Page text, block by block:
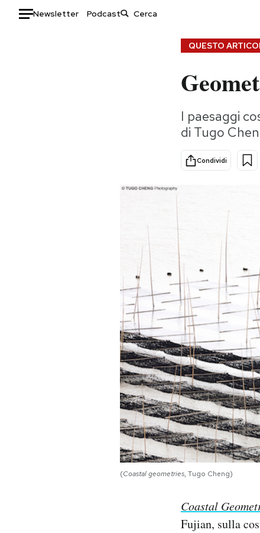
Newsletter Podcast
Consumismi
Storie/Idee
Ok Boomer!
Media
QUESTO
I paesaggi
di Tugo
Condividi
(Coastal geometries, Tugo Cheng)
Coastal
Fujian, sulla